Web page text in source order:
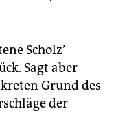
Scholz’
Sagt aber
Grund des
der